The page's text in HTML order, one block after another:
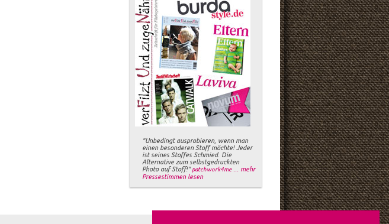
"Unbedingt ausprobieren, wenn man
einen besonderen Stoff möchte! Jeder
ist seines Stoffes Schmied. Die
Alternative zum selbstgedruckten
Photo auf Stoff!"patchwork4me ... mehr
Pressestimmen lesen